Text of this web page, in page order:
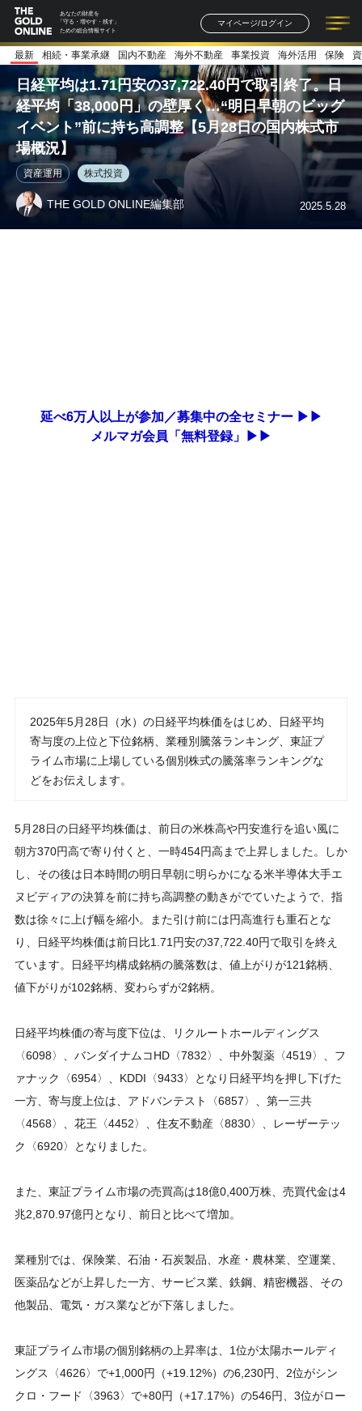
あなたの財産を
「守る・増やす・残す」
ための総合情報サイト
マイページ/ログイン
記事一覧 連載一覧
著者一覧 書籍一覧
最新 相続・事業承継 国内不動産 海外不動産 事業投資 海外活用 保険
日経平均は1.71円安の37,722.40円で取引終了。日
経平均「38,000円」の壁厚く…“明日早朝のビッグ
イベント”前に持ち高調整【5月28日の国内株式市
場概況】
資産運用 株式投資
THE GOLD ONLINE編集部 2025.5.28
延べ6万人以上が参加／募集中の全セミナー ▶▶
メルマガ会員「無料登録」▶▶
2025年5月28日（水）の日経平均株価をはじめ、日経平均
寄与度の上位と下位銘柄、業種別騰落ランキング、東証プ
ライム市場に上場している個別株式の騰落率ランキングな
どをお伝えします。
5月28日の日経平均株価は、前日の米株高や円安進行を追い風に
朝方370円高で寄り付くと、一時454円高まで上昇しました。しか
し、その後は日本時間の明日早朝に明らかになる米半導体大手エ
ヌビディアの決算を前に持ち高調整の動きがでていたようで、指
数は徐々に上げ幅を縮小。また引け前には円高進行も重石とな
り、日経平均株価は前日比1.71円安の37,722.40円で取引を終え
ています。日経平均構成銘柄の騰落数は、値上がりが121銘柄、
値下がりが102銘柄、変わらずが2銘柄。
日経平均株価の寄与度下位は、リクルートホールディングス
〈6098〉、バンダイナムコHD〈7832〉、中外製薬〈4519〉、フ
ァナック〈6954〉、KDDI〈9433〉となり日経平均を押し下げた
一方、寄与度上位は、アドバンテスト〈6857〉、第一三共
〈4568〉、花王〈4452〉、住友不動産〈8830〉、レーザーテッ
ク〈6920〉となりました。
また、東証プライム市場の売買高は18億0,400万株、売買代金は4
兆2,870.97億円となり、前日と比べて増加。
業種別では、保険業、石油・石炭製品、水産・農林業、空運業、
医薬品などが上昇した一方、サービス業、鉄鋼、精密機器、その
他製品、電気・ガス業などが下落しました。
東証プライム市場の個別銘柄の上昇率は、1位が太陽ホールディ
ングス〈4626〉で+1,000円（+19.12%）の6,230円、2位がシン
クロ・フード〈3963〉で+80円（+17.17%）の546円、3位がロー